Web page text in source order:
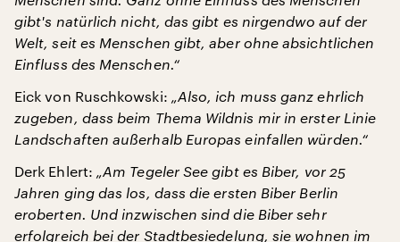
gibt's natürlich nicht, das gibt es nirgendwo auf der
Welt, seit es Menschen gibt, aber ohne absichtlichen
Einfluss des Menschen.“
Eick von Ruschkowski: „Also, ich muss ganz ehrlich
zugeben, dass beim Thema Wildnis mir in erster Linie
Landschaften außerhalb Europas einfallen würden.“
Derk Ehlert: „Am Tegeler See gibt es Biber, vor 25
Jahren ging das los, dass die ersten Biber Berlin
eroberten. Und inzwischen sind die Biber sehr
erfolgreich bei der Stadtbesiedelung, sie wohnen im